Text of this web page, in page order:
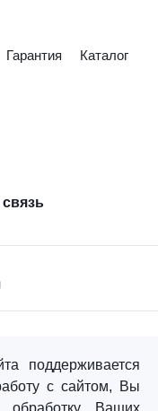
Гарантия Каталог
данных
поддерживается
с сайтом, Вы
обработку Ваших